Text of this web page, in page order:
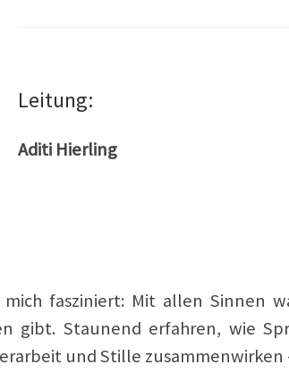
Leitung:
Aditi Hierling
mich fasziniert: Mit allen Sinnen
gibt. Staunend erfahren, wie
und Stille